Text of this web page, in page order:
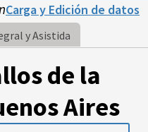
Carga y Edición de datos
y Asistida
de la
Aires